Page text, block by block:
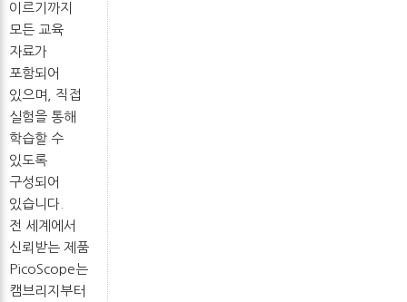
이르기까지
모든 교육
자료가
포함되어
있으며, 직접
실험을 통해
학습할 수
있도록
구성되어
있습니다.
전 세계에서
신뢰받는 제품
PicoScope는
캠브리지부터